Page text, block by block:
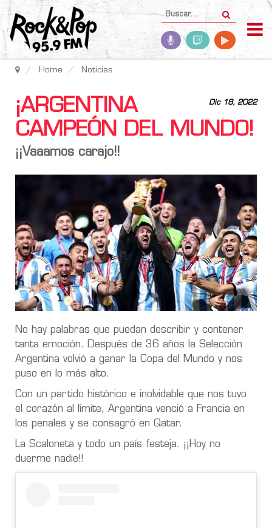
Home Noticias
Dic 18, 2022
¡ARGENTINA
CAMPEÓN DEL MUNDO!
¡¡Vaaamos carajo!!
No hay palabras que puedan describir y contener
tanta emoción. Después de 36 años la Selección
Argentina volvió a ganar la Copa del Mundo y nos
puso en lo más alto.
Con un partido histórico e inolvidable que nos tuvo
el corazón al límite, Argentina venció a Francia en
los penales y se consagró en Qatar.
La Scaloneta y todo un país festeja. ¡¡Hoy no
duerme nadie!!